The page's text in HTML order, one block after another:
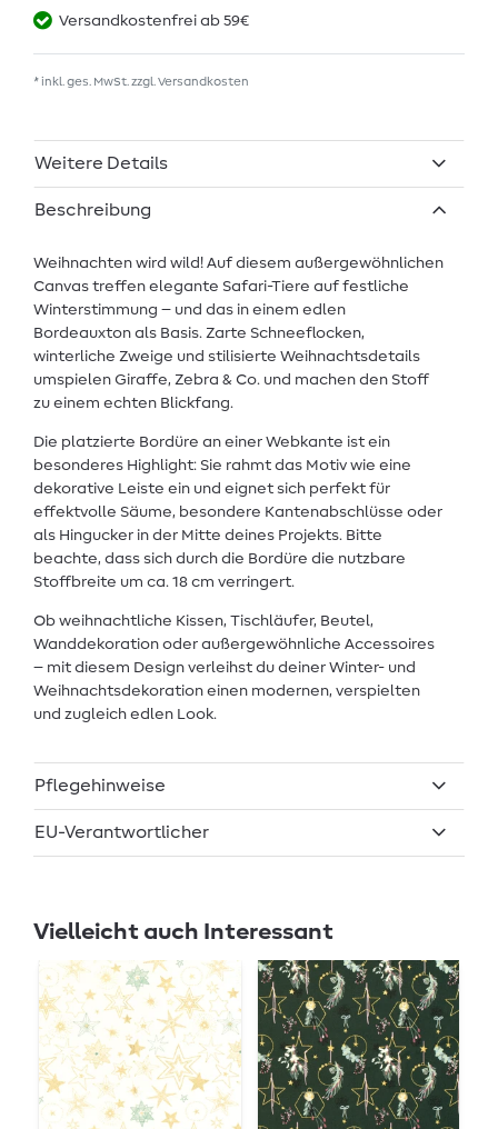
Versandkostenfrei ab 59€
* inkl. ges. MwSt. zzgl. Versandkosten
Weitere Details
Beschreibung
Weihnachten wird wild! Auf diesem außergewöhnlichen
Canvas treffen elegante Safari-Tiere auf festliche
Winterstimmung – und das in einem edlen
Bordeauxton als Basis. Zarte Schneeflocken,
winterliche Zweige und stilisierte Weihnachtsdetails
umspielen Giraffe, Zebra & Co. und machen den Stoff
zu einem echten Blickfang.
Die platzierte Bordüre an einer Webkante ist ein
besonderes Highlight: Sie rahmt das Motiv wie eine
dekorative Leiste ein und eignet sich perfekt für
effektvolle Säume, besondere Kantenabschlüsse oder
als Hingucker in der Mitte deines Projekts. Bitte
beachte, dass sich durch die Bordüre die nutzbare
Stoffbreite um ca. 18 cm verringert.
Ob weihnachtliche Kissen, Tischläufer, Beutel,
Wanddekoration oder außergewöhnliche Accessoires
– mit diesem Design verleihst du deiner Winter- und
Weihnachtsdekoration einen modernen, verspielten
und zugleich edlen Look.
Pflegehinweise
EU-Verantwortlicher
Vielleicht auch Interessant